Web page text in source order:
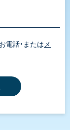
電話・または メ